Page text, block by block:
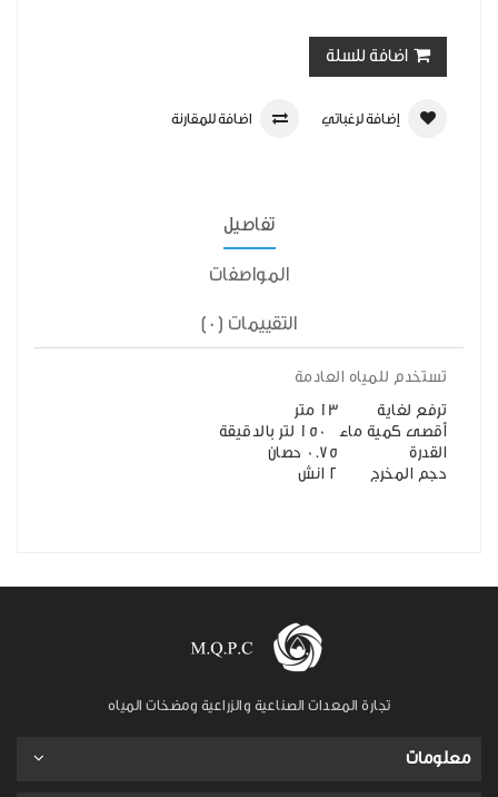
اضافة للسلة
إضافة لرغباتي اضافة للمقارنة
تفاصيل
المواصفات
التقييمات (0)
تستخدم للمياه العادمة
ترفع لغاية
13 متر
أقصى كمية ماء
القدرة
0.75 حصان
حجم المخرج
2 انش
تجارة المعدات الصناعية والزراعية ومضخات المياه
معلومات